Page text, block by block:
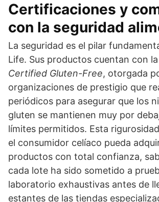
Certificaciones y
con la seguridad
La seguridad es el pilar
Life. Sus productos cuentan con
Certified Gluten-Free, otorgada
organizaciones de prestigio que
periódicos para asegurar que los
gluten se mantienen muy por
límites permitidos. Esta
el consumidor celíaco pueda
productos con total confianza,
cada lote ha sido sometido a
laboratorio exhaustivas antes de
estantes de las tiendas